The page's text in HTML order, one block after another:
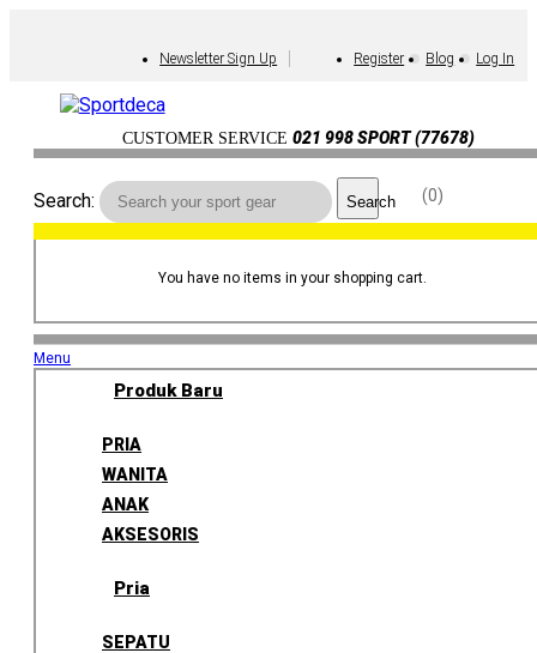
Newsletter Sign Up Register Blog Log In
CUSTOMER SERVICE 021 998 SPORT (77678)
0
Search: Search
You have no items in your shopping cart.
Menu
Produk Baru
PRIA
WANITA
ANAK
AKSESORIS
Pria
SEPATU